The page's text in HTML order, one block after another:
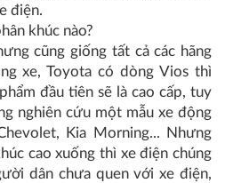
điện.
khúc nào?
cũng giống tất cả các hãng
xe, Toyota có dòng Vios thì
đầu tiên sẽ là cao cấp, tuy
nghiên cứu một mẫu xe động
Kia Morning... Nhưng
cao xuống thì xe điện chúng
dân chưa quen với xe điện,